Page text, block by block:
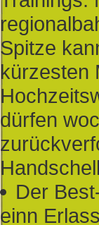
Spitze
kürzesten
dürfen
Der
einn